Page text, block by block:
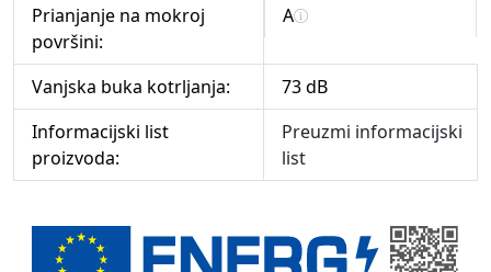
Prianjanje na mokroj
površini:
A
Vanjska buka kotrljanja:
73 dB
Informacijski list
proizvoda:
Preuzmi informacijski
list